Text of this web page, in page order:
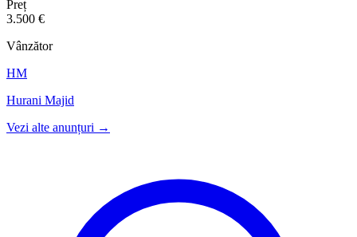
Preț
3.500 €
Vânzător
HM
Hurani Majid
Vezi alte anunțuri →